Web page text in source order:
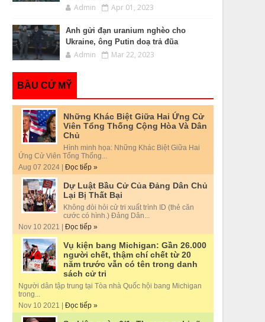
Admin Apr 01, 2023
Anh gửi đạn uranium nghèo cho
Ukraine, ông Putin doạ trả đũa
Admin Mar 22, 2023
BẦU CỬ MỸ
Những Khác Biệt Giữa Hai Ứng Cử
Viên Tổng Thống Cộng Hòa Và Dân
Chủ
Hình minh họa: Những Khác Biệt Giữa Hai
Ứng Cử Viên Tổng Thống...
Aug 07 2024 | Đọc tiếp »
Dự Luật Bầu Cử Của Đảng Dân Chủ
Lại Bị Thất Bại
Không đòi hỏi cử tri xuất trình ID (thẻ căn
cước có hình.) Đảng Dân...
Nov 10 2021 | Đọc tiếp »
Vụ kiện bang Michigan: Gần 26.000
người chết, thậm chí chết từ 20
năm trước vẫn có tên trong danh
sách cử tri
Người dân tập trung tại Tòa nhà Quốc hội bang Michigan
trong...
Nov 10 2021 | Đọc tiếp »